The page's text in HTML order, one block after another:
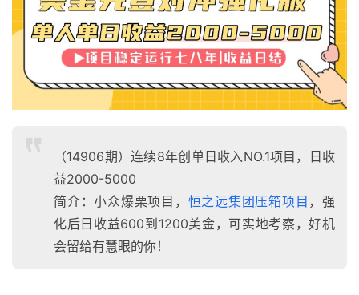
（14906期）连续8年创单日收入NO.1项目，日收
益2000-5000
简介：小众爆栗项目， 恒之远集团压箱项目 ，强
化后日收益600到1200美金，可实地考察，好机
会留给有慧眼的你！